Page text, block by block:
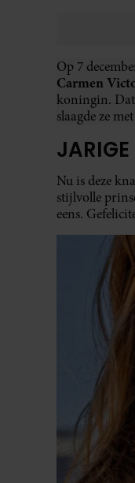
Op 7
Carmen
koningin. Dat
slaagde ze
Nu is deze
stijlvolle
eens.